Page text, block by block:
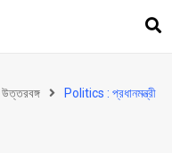
উত্তরবঙ্গ
Politics : প্রধানমন্ত্রী